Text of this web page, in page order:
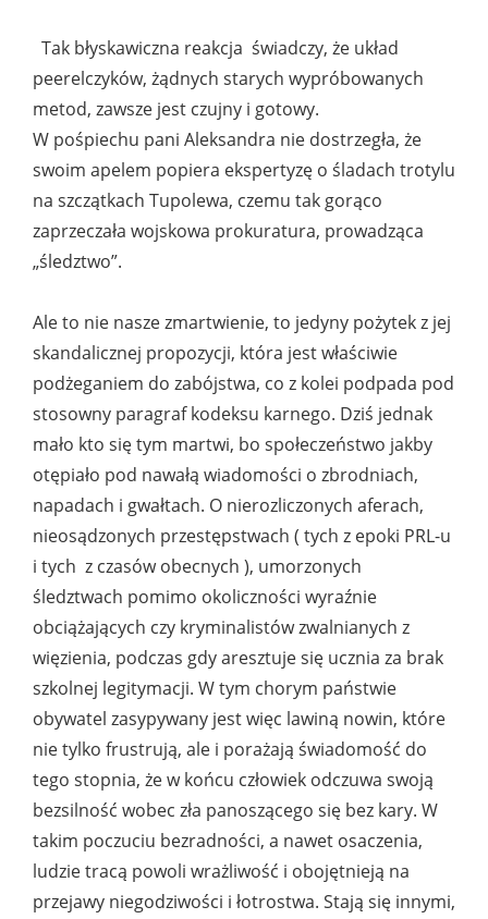
Tak błyskawiczna reakcja świadczy, że układ
peerelczyków, żądnych starych wypróbowanych
metod, zawsze jest czujny i gotowy.
W pośpiechu pani Aleksandra nie dostrzegła, że
swoim apelem popiera ekspertyzę o śladach trotylu
na szczątkach Tupolewa, czemu tak gorąco
zaprzeczała wojskowa prokuratura, prowadząca
„śledztwo”.
Ale to nie nasze zmartwienie, to jedyny pożytek z jej
skandalicznej propozycji, która jest właściwie
podżeganiem do zabójstwa, co z kolei podpada pod
stosowny paragraf kodeksu karnego. Dziś jednak
mało kto się tym martwi, bo społeczeństwo jakby
otępiało pod nawałą wiadomości o zbrodniach,
napadach i gwałtach. O nierozliczonych aferach,
nieosądzonych przestępstwach ( tych z epoki PRL-u
i tych z czasów obecnych ), umorzonych
śledztwach pomimo okoliczności wyraźnie
obciążających czy kryminalistów zwalnianych z
więzienia, podczas gdy aresztuje się ucznia za brak
szkolnej legitymacji. W tym chorym państwie
obywatel zasypywany jest więc lawiną nowin, które
nie tylko frustrują, ale i porażają świadomość do
tego stopnia, że w końcu człowiek odczuwa swoją
bezsilność wobec zła panoszącego się bez kary. W
takim poczuciu bezradności, a nawet osaczenia,
ludzie tracą powoli wrażliwość i obojętnieją na
przejawy niegodziwości i łotrostwa. Stają się innymi,